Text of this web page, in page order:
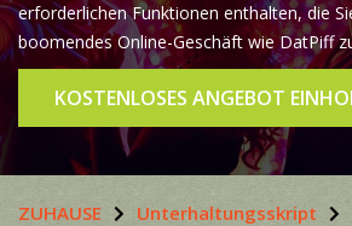
erforderlichen Funktionen enthalten, die
boomendes Online-Geschäft wie DatPiff
KOSTENLOSES ANGEBOT
ZUHAUSE Unterhaltungsskript